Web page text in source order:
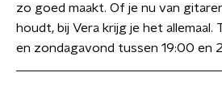
zo goed maakt. Of je nu van
houdt, bij Vera krijg je het allemaal.
en zondagavond tussen 19:00 en